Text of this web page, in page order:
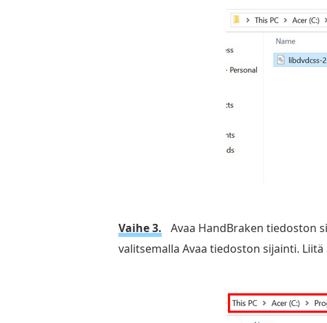
Vaihe 3.
Avaa HandBraken tiedoston
valitsemalla Avaa tiedoston sijainti.